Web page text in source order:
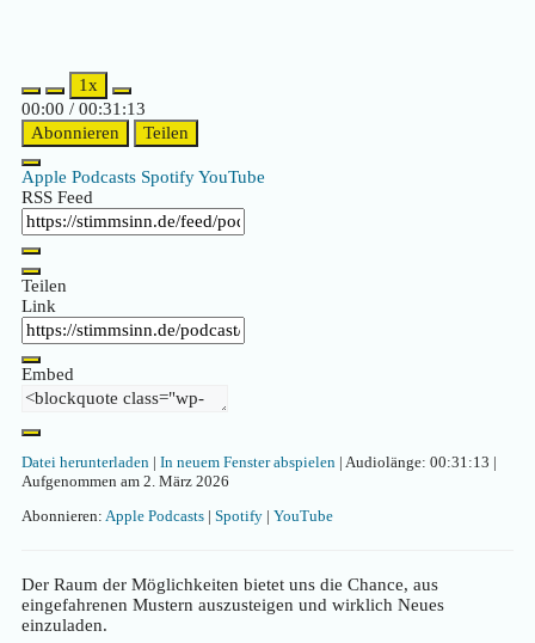
1x
00:00 / 00:31:13
Abonnieren
Teilen
Apple Podcasts SpotifyYouTube
RSS Feed
Teilen
Link
Embed
Datei herunterladen | In neuem Fenster abspielen | Audiolänge: 00:31:13 |
Aufgenommen am 2. März 2026
Abonnieren: Apple Podcasts | Spotify | YouTube
Der Raum der Möglichkeiten bietet uns die Chance, aus
eingefahrenen Mustern auszusteigen und wirklich Neues
einzuladen.